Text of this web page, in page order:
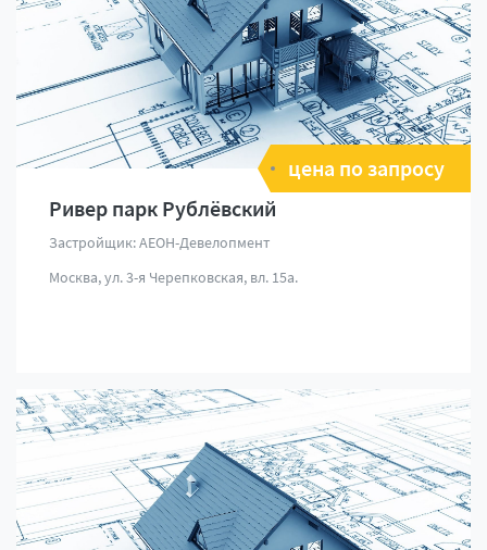
цена по запросу
Ривер парк Рублёвский
Застройщик: АЕОН-Девелопмент
Москва, ул. 3-я Черепковская, вл. 15а.